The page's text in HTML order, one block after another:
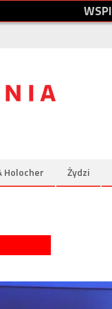
WSPI
Holocher Żydzi